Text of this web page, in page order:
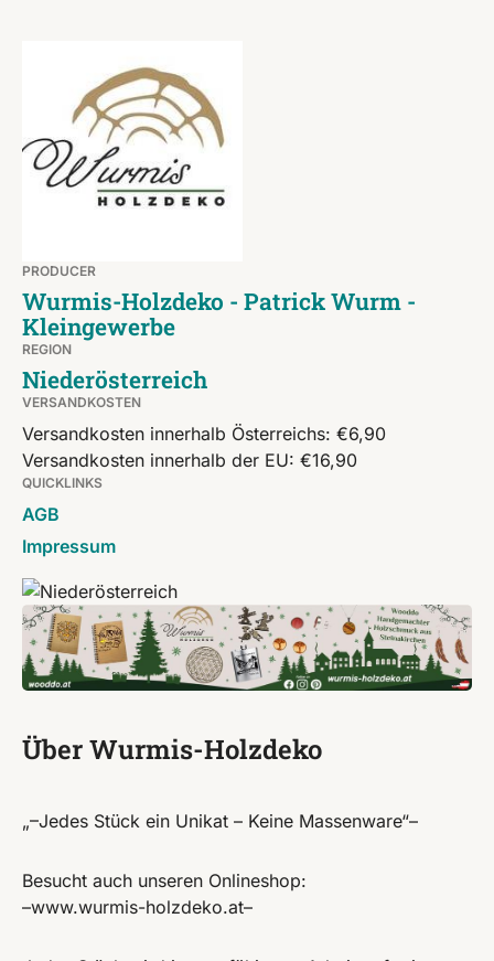
PRODUCER
Wurmis-Holzdeko - Patrick Wurm -
Kleingewerbe
REGION
Niederösterreich
VERSANDKOSTEN
Versandkosten innerhalb Österreichs: €6,90
Versandkosten innerhalb der EU: €16,90
QUICKLINKS
AGB
Impressum
Über Wurmis-Holzdeko
„–Jedes Stück ein Unikat – Keine Massenware“–
Besucht auch unseren Onlineshop:
–www.wurmis-holzdeko.at–